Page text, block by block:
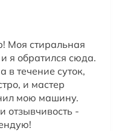
Моя стиральная
я обратился сюда.
в течение суток,
и мастер
мою машину.
отзывчивость -